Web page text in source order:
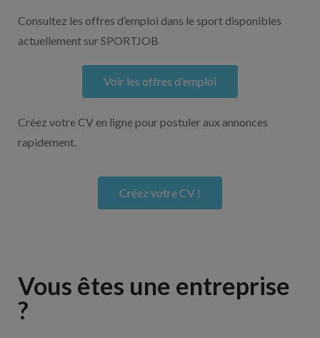
Consultez les offres d’emploi dans le sport disponibles
actuellement sur SPORTJOB
Voir les offres d'emploi
Créez votre CV en ligne pour postuler aux annonces
rapidement.
Créez votre CV !
Vous êtes une entreprise
?